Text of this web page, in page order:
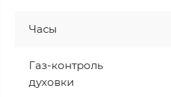
Часы
Газ-контроль
духовки